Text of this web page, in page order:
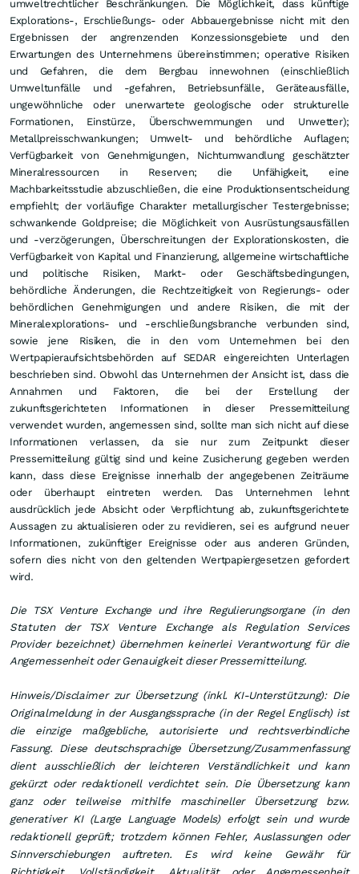
umweltrechtlicher Beschränkungen. Die Möglichkeit, dass künftige
Explorations-, Erschließungs- oder Abbauergebnisse nicht mit den
Ergebnissen der angrenzenden Konzessionsgebiete und den
Erwartungen des Unternehmens übereinstimmen; operative Risiken
und Gefahren, die dem Bergbau innewohnen (einschließlich
Umweltunfälle und -gefahren, Betriebsunfälle, Geräteausfälle,
ungewöhnliche oder unerwartete geologische oder strukturelle
Formationen, Einstürze, Überschwemmungen und Unwetter);
Metallpreisschwankungen; Umwelt- und behördliche Auflagen;
Verfügbarkeit von Genehmigungen, Nichtumwandlung geschätzter
Mineralressourcen in Reserven; die Unfähigkeit, eine
Machbarkeitsstudie abzuschließen, die eine Produktionsentscheidung
empfiehlt; der vorläufige Charakter metallurgischer Testergebnisse;
schwankende Goldpreise; die Möglichkeit von Ausrüstungsausfällen
und -verzögerungen, Überschreitungen der Explorationskosten, die
Verfügbarkeit von Kapital und Finanzierung, allgemeine wirtschaftliche
und politische Risiken, Markt- oder Geschäftsbedingungen,
behördliche Änderungen, die Rechtzeitigkeit von Regierungs- oder
behördlichen Genehmigungen und andere Risiken, die mit der
Mineralexplorations- und -erschließungsbranche verbunden sind,
sowie jene Risiken, die in den vom Unternehmen bei den
Wertpapieraufsichtsbehörden auf SEDAR eingereichten Unterlagen
beschrieben sind. Obwohl das Unternehmen der Ansicht ist, dass die
Annahmen und Faktoren, die bei der Erstellung der
zukunftsgerichteten Informationen in dieser Pressemitteilung
verwendet wurden, angemessen sind, sollte man sich nicht auf diese
Informationen verlassen, da sie nur zum Zeitpunkt dieser
Pressemitteilung gültig sind und keine Zusicherung gegeben werden
kann, dass diese Ereignisse innerhalb der angegebenen Zeiträume
oder überhaupt eintreten werden. Das Unternehmen lehnt
ausdrücklich jede Absicht oder Verpflichtung ab, zukunftsgerichtete
Aussagen zu aktualisieren oder zu revidieren, sei es aufgrund neuer
Informationen, zukünftiger Ereignisse oder aus anderen Gründen,
sofern dies nicht von den geltenden Wertpapiergesetzen gefordert
wird.
Die TSX Venture Exchange und ihre Regulierungsorgane (in den
Statuten der TSX Venture Exchange als Regulation Services
Provider bezeichnet) übernehmen keinerlei Verantwortung für die
Angemessenheit oder Genauigkeit dieser Pressemitteilung.
Hinweis/Disclaimer zur Übersetzung (inkl. KI-Unterstützung): Die
Originalmeldung in der Ausgangssprache (in der Regel Englisch) ist
die einzige maßgebliche, autorisierte und rechtsverbindliche
Fassung. Diese deutschsprachige Übersetzung/Zusammenfassung
dient ausschließlich der leichteren Verständlichkeit und kann
gekürzt oder redaktionell verdichtet sein. Die Übersetzung kann
ganz oder teilweise mithilfe maschineller Übersetzung bzw.
generativer KI (Large Language Models) erfolgt sein und wurde
redaktionell geprüft; trotzdem können Fehler, Auslassungen oder
Sinnverschiebungen auftreten. Es wird keine Gewähr für